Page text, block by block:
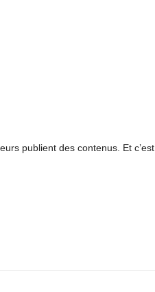
publient des contenus. Et c’est